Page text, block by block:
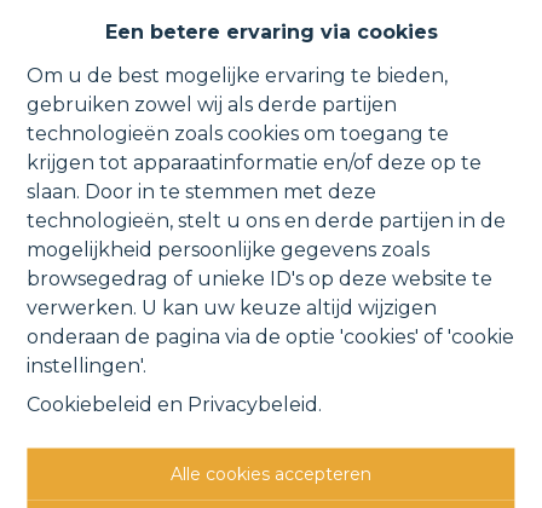
Een betere ervaring via cookies
Om u de best mogelijke ervaring te bieden,
gebruiken zowel wij als derde partijen
technologieën zoals cookies om toegang te
krijgen tot apparaatinformatie en/of deze op te
slaan. Door in te stemmen met deze
technologieën, stelt u ons en derde partijen in de
mogelijkheid persoonlijke gegevens zoals
browsegedrag of unieke ID's op deze website te
verwerken. U kan uw keuze altijd wijzigen
onderaan de pagina via de optie 'cookies' of 'cookie
instellingen'.
Cookiebeleid en Privacybeleid.
Alle cookies accepteren
Verzorgde bel-étage woning
met zuidgerichte tuin.
Scheldelaan 75, 2830 Willebroek
VERKOCHT
Vorige Lijst Volgende
Andere interessante